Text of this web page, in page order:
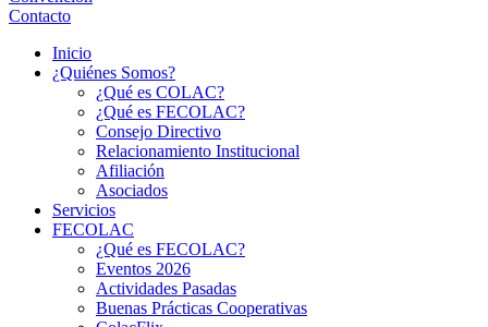
Contacto
Inicio
¿Quiénes Somos?
¿Qué es COLAC?
¿Qué es FECOLAC?
Consejo Directivo
Relacionamiento Institucional
Afiliación
Asociados
Servicios
FECOLAC
¿Qué es FECOLAC?
Eventos 2026
Actividades Pasadas
Buenas Prácticas Cooperativas